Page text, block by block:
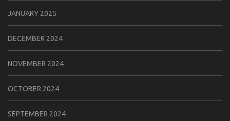
JANUARY 2025
DECEMBER 2024
NOVEMBER 2024
OCTOBER 2024
SEPTEMBER 2024